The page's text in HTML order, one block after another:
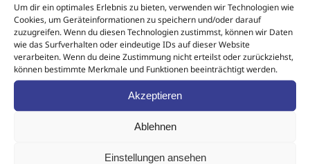
Um dir ein optimales Erlebnis zu bieten, verwenden wir Technologien wie
Cookies, um Geräteinformationen zu speichern und/oder darauf
zuzugreifen. Wenn du diesen Technologien zustimmst, können wir Daten
wie das Surfverhalten oder eindeutige IDs auf dieser Website
verarbeiten. Wenn du deine Zustimmung nicht erteilst oder zurückziehst,
können bestimmte Merkmale und Funktionen beeinträchtigt werden.
Akzeptieren
Ablehnen
Einstellungen ansehen
Kinder- und Jugendärzte (bvkj), der
Deutschen Gesellschaft für Kinder-
und Jugendmedizin, der Deutschen
Gesellschaft für pädiatrische
Infektiologie e.V.(dgpi),